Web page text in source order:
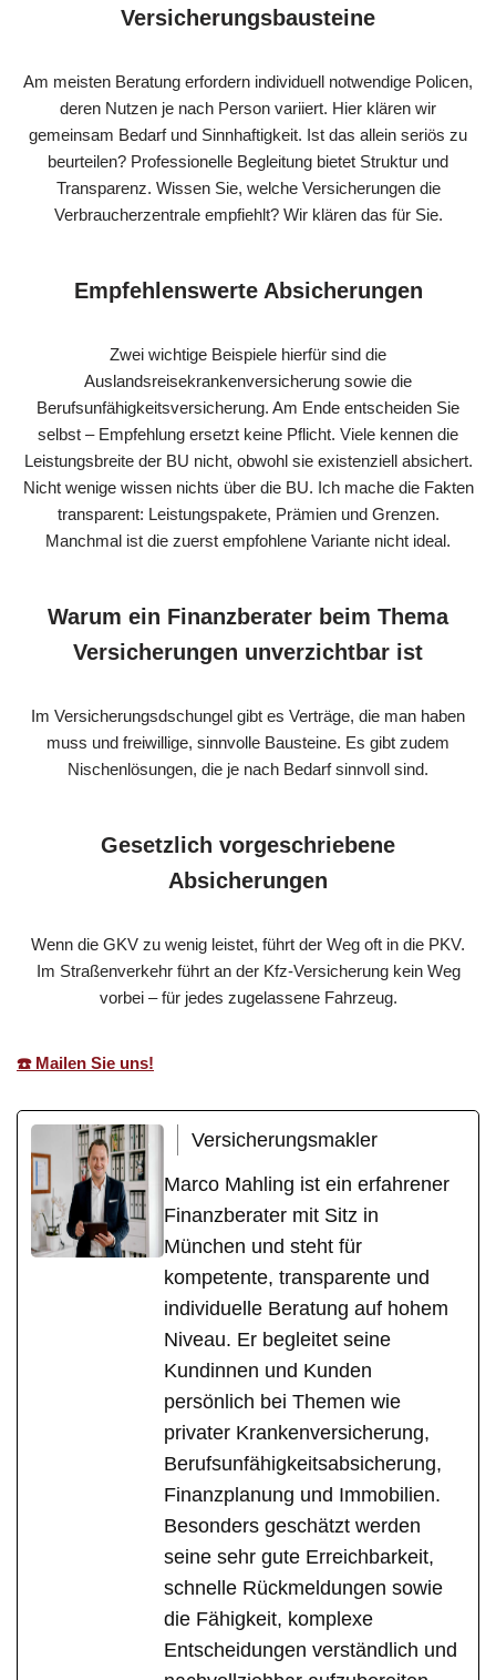
Versicherungsbausteine
Am meisten Beratung erfordern individuell notwendige Policen,
deren Nutzen je nach Person variiert. Hier klären wir
gemeinsam Bedarf und Sinnhaftigkeit. Ist das allein seriös zu
beurteilen? Professionelle Begleitung bietet Struktur und
Transparenz. Wissen Sie, welche Versicherungen die
Verbraucherzentrale empfiehlt? Wir klären das für Sie.
Empfehlenswerte Absicherungen
Zwei wichtige Beispiele hierfür sind die
Auslandsreisekrankenversicherung sowie die
Berufsunfähigkeitsversicherung. Am Ende entscheiden Sie
selbst – Empfehlung ersetzt keine Pflicht. Viele kennen die
Leistungsbreite der BU nicht, obwohl sie existenziell absichert.
Nicht wenige wissen nichts über die BU. Ich mache die Fakten
transparent: Leistungspakete, Prämien und Grenzen.
Manchmal ist die zuerst empfohlene Variante nicht ideal.
Warum ein Finanzberater beim Thema
Versicherungen unverzichtbar ist
Im Versicherungsdschungel gibt es Verträge, die man haben
muss und freiwillige, sinnvolle Bausteine. Es gibt zudem
Nischenlösungen, die je nach Bedarf sinnvoll sind.
Gesetzlich vorgeschriebene
Absicherungen
Wenn die GKV zu wenig leistet, führt der Weg oft in die PKV.
Im Straßenverkehr führt an der Kfz-Versicherung kein Weg
vorbei – für jedes zugelassene Fahrzeug.
☎️ Mailen Sie uns!
Versicherungsmakler
Marco Mahling ist ein erfahrener
Finanzberater mit Sitz in
München und steht für
kompetente, transparente und
individuelle Beratung auf hohem
Niveau. Er begleitet seine
Kundinnen und Kunden
persönlich bei Themen wie
privater Krankenversicherung,
Berufsunfähigkeitsabsicherung,
Finanzplanung und Immobilien.
Besonders geschätzt werden
seine sehr gute Erreichbarkeit,
schnelle Rückmeldungen sowie
die Fähigkeit, komplexe
Entscheidungen verständlich und